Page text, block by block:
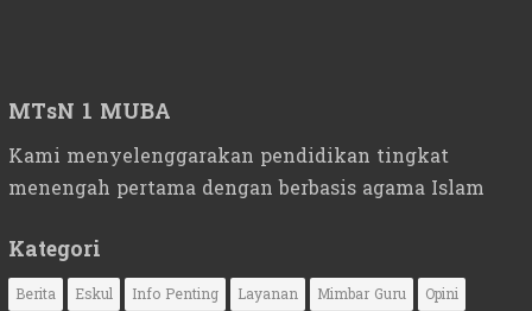
MTsN 1 MUBA
Kami menyelenggarakan pendidikan tingkat
menengah pertama dengan berbasis agama Islam
Kategori
Berita Eskul Info Penting Layanan Mimbar Guru
Opini